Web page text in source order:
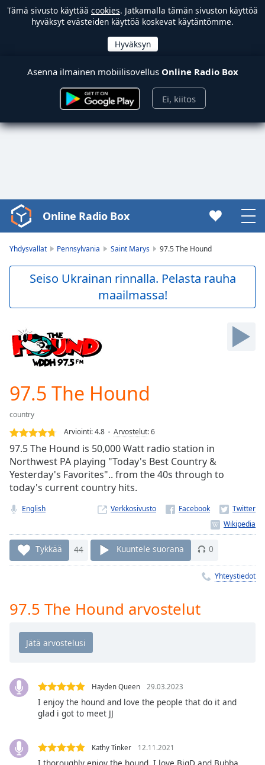
Tämä sivusto käyttää cookies. Jatkamalla tämän sivuston käyttöä
hyväksyt evästeiden käyttöä koskevat käytäntömme.
Asenna ilmainen mobiilisovellus Online Radio Box
Ei, kiitos
Video
Player
Skip
Skip
Forward
Mute
Current
Loaded:
0.00%
Stream
TypeLIVE
Seek to
currently
live LIVE
Time-
Chapters
descriptions
off
,
selected
subtitles
Online Radio Box
Yhdysvallat Pennsylvania Saint Marys 97.5 The Hound
Seiso Ukrainan rinnalla. Pelasta rauha
maailmassa!
97.5 The Hound
country
Arviointi:4.8 Arvostelut:6
97.5 The Hound is 50,000 Watt radio station in
Northwest PA playing "Today's Best Country &
Yesterday's Favorites".. from the 40s through to
today's current country hits.
English Verkkosivusto
Tykkää 44 Kuuntele suorana 0
Yhteystiedot
97.5 The Hound arvostelut
Hayden Queen 29.03.2023
I enjoy the hound and love the people that do it and
glad i got to meet JJ
Kathy Tinker 12.11.2021